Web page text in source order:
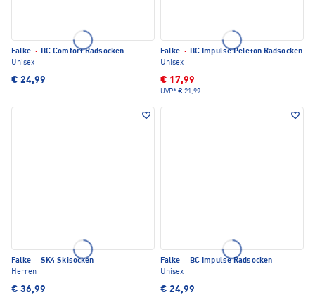
Falke · BC Comfort Radsocken
Unisex
€ 24,99
Falke · BC Impulse Peleton Radsocken
Unisex
€ 17,99
UVP* € 21,99
Falke · SK4 Skisocken
Herren
€ 36,99
Falke · BC Impulse Radsocken
Unisex
€ 24,99